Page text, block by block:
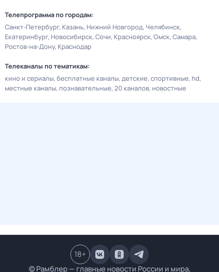
Телепрограмма по городам:
Санкт-Петербург Казань Нижний Новгород Челябинск
Екатеринбург Новосибирск Сочи Красноярск Омск Самара
Ростов-на-Дону Краснодар
Телеканалы по тематикам:
кино и сериалы бесплатные каналы детские спортивные hd
местные каналы познавательные 20 каналов новостные
© Рамблер — главные новости России и мира,
18+